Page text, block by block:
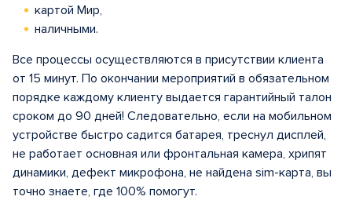
картой Мир,
наличными.
Все процессы осуществляются в присутствии клиента
от 15 минут. По окончании мероприятий в обязательном
порядке каждому клиенту выдается гарантийный талон
сроком до 90 дней! Следовательно, если на мобильном
устройстве быстро садится батарея, треснул дисплей,
не работает основная или фронтальная камера, хрипят
динамики, дефект микрофона, не найдена sim-карта, вы
точно знаете, где 100% помогут.